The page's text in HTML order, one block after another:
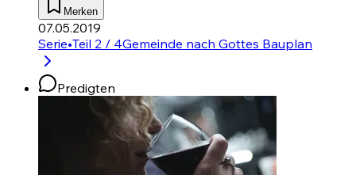
Merken
07.05.2019
Serie•Teil 2 / 4Gemeinde nach Gottes Bauplan
Predigten